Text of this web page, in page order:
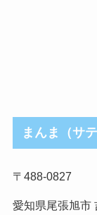
まんま（サ
〒488-0827
愛知県尾張旭市